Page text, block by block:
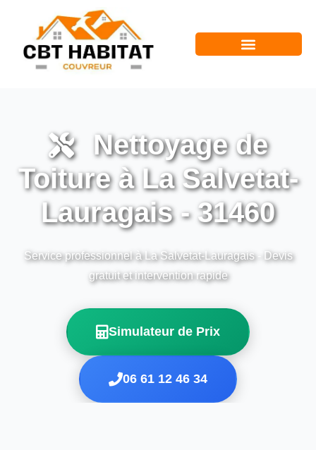
Nettoyage de
Toiture à La Salvetat-
Lauragais - 31460
Service professionnel à La Salvetat-Lauragais - Devis
gratuit et intervention rapide
Simulateur de Prix
06 61 12 46 34